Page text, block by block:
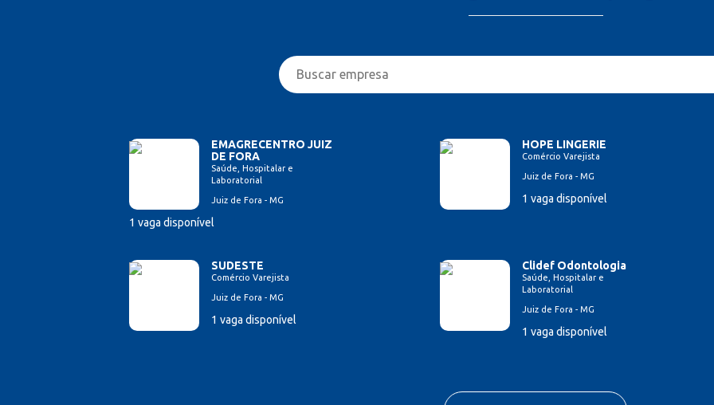
EMAGRECENTRO JUIZ
DE FORA
Saúde, Hospitalar e
Laboratorial
Juiz de Fora - MG
1 vaga disponível
HOPE LINGERIE
Comércio Varejista
Juiz de Fora - MG
1 vaga disponível
SUDESTE
Comércio Varejista
Juiz de Fora - MG
1 vaga disponível
Clidef Odontologia
Saúde, Hospitalar e
Laboratorial
Juiz de Fora - MG
1 vaga disponível